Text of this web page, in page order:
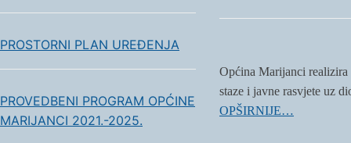
PROSTORNI PLAN UREĐENJA
PROVEDBENI PROGRAM OPĆINE
MARIJANCI 2021.-2025.
Općina Marijanci
staze i javne rasvjete uz
OPŠIRNIJE…